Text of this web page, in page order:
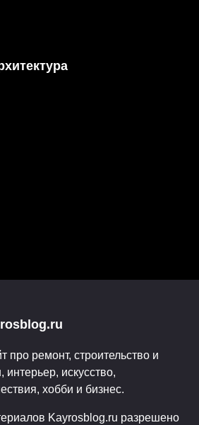
про ремонт, строительство и
интерьер, искусство,
хобби и бизнес.
Kayrosblog.ru разрешено